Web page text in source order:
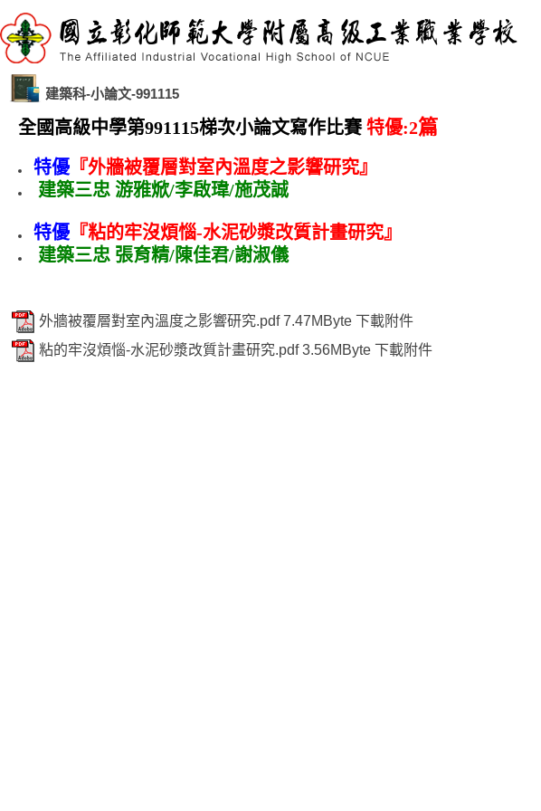
建築科-小論文-991115
全國高級中學第991115梯次小論文寫作比賽 特優:2篇
特優 『外牆被覆層對室內溫度之影響研究』
建築三忠 游雅焮/李啟瑋/施茂誠
特優 『粘的牢沒煩惱-水泥砂漿改質計畫研究』
建築三忠 張育精/陳佳君/謝淑儀
外牆被覆層對室內溫度之影響研究.pdf 7.47MByte 下載附件
粘的牢沒煩惱-水泥砂漿改質計畫研究.pdf 3.56MByte 下載附件